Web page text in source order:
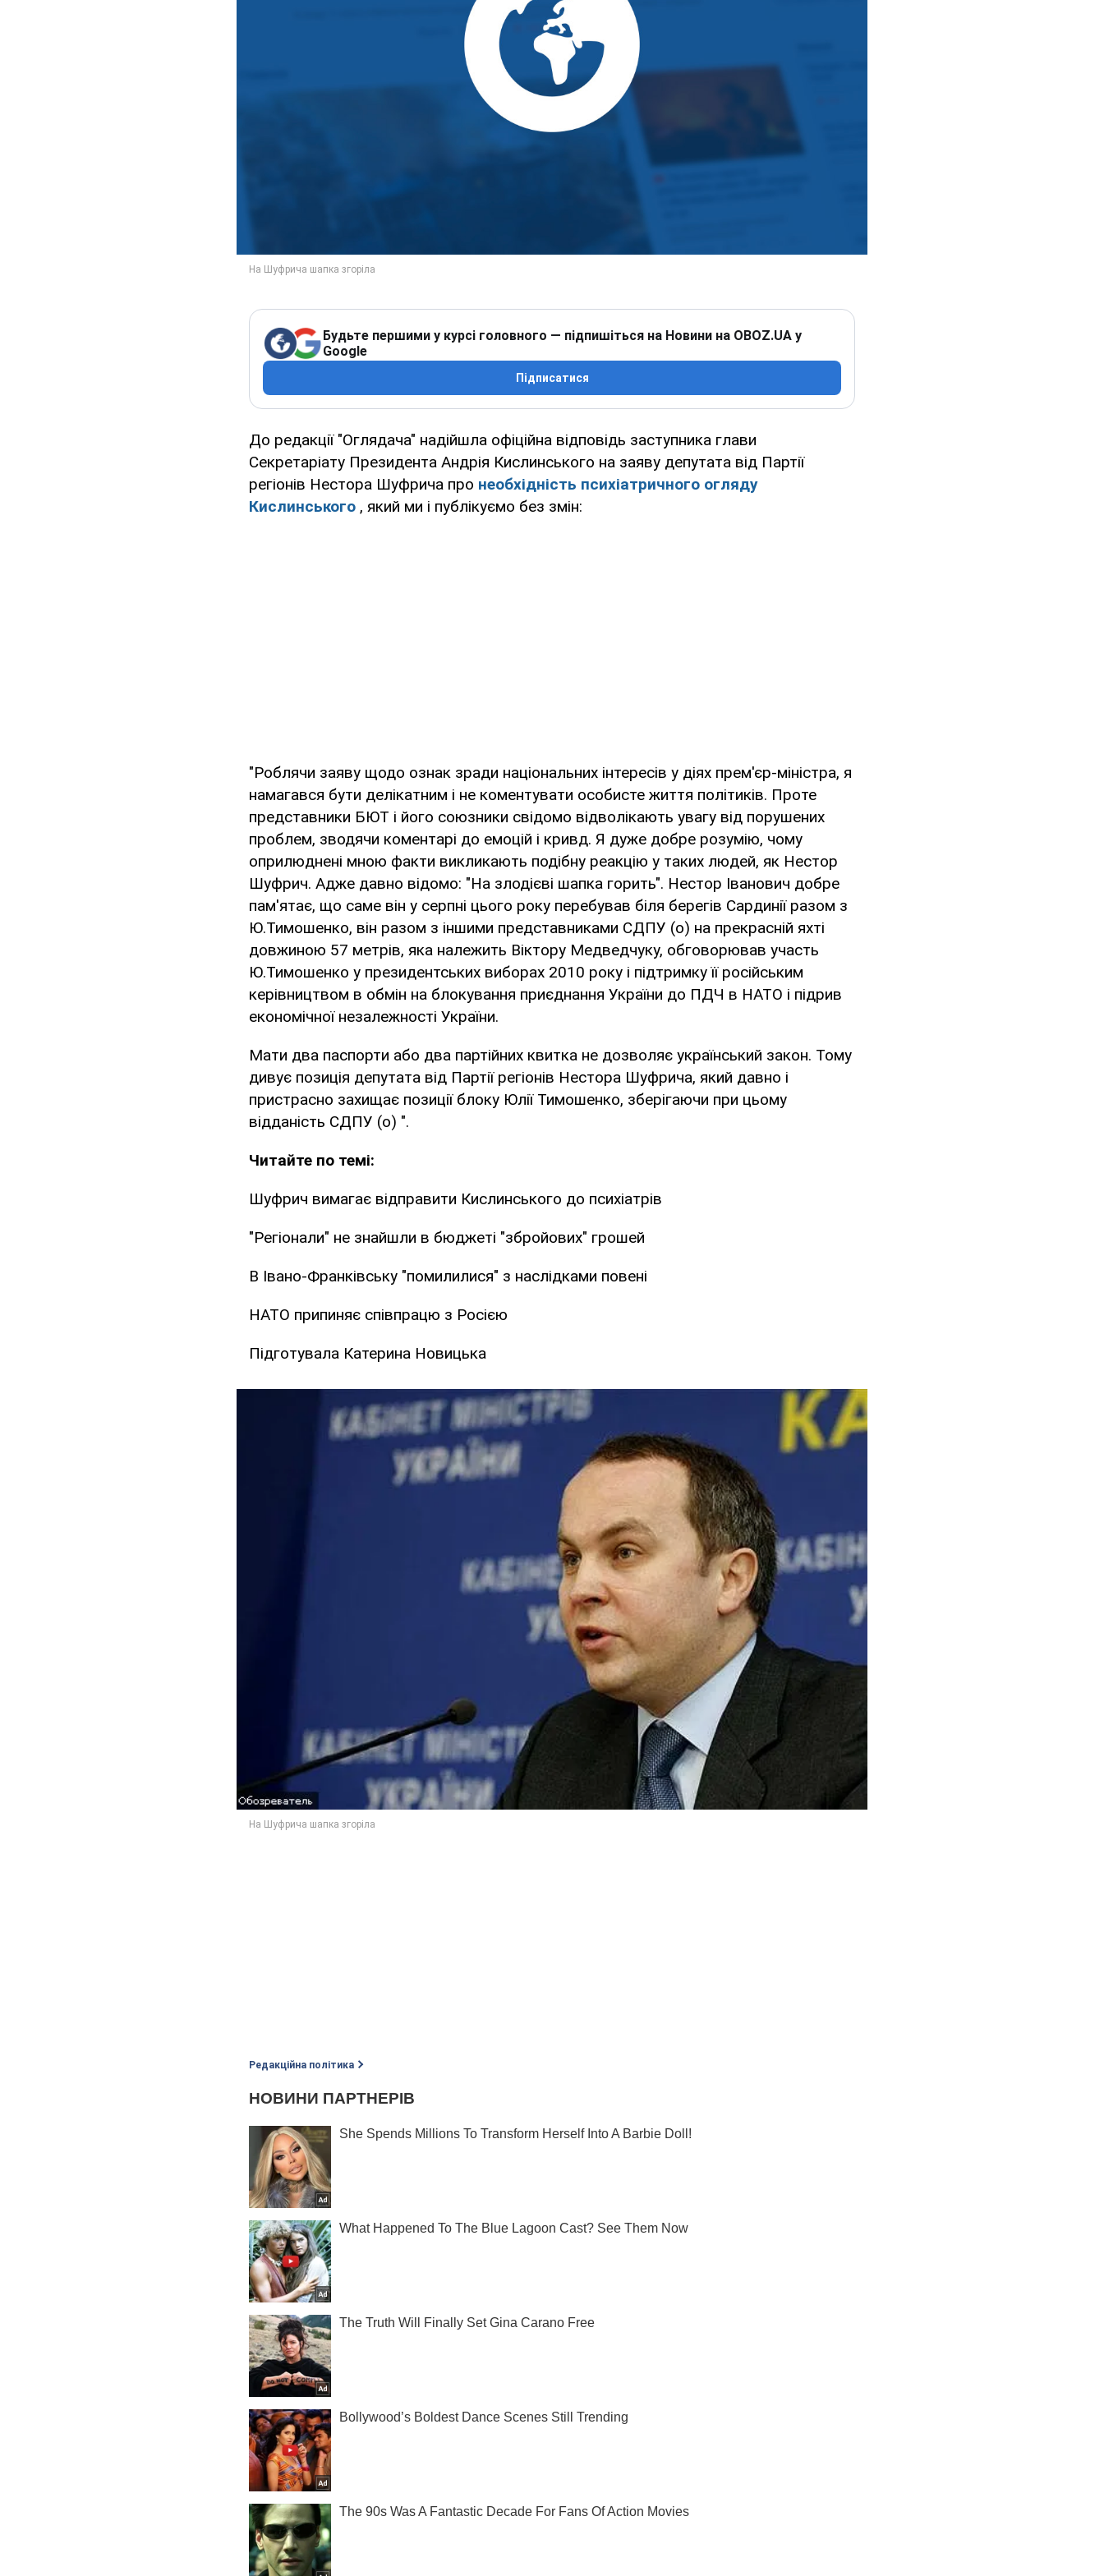
Будьте першими у курсі головного — підпишіться на Новини на OBOZ.UA у
Google
Підписатися
До редакції "Оглядача" надійшла офіційна відповідь заступника глави
Секретаріату Президента Андрія Кислинського на заяву депутата від Партії
регіонів Нестора Шуфрича про необхідність психіатричного огляду
Кислинського , який ми і публікуємо без змін:
"Роблячи заяву щодо ознак зради національних інтересів у діях прем'єр-міністра, я
намагався бути делікатним і не коментувати особисте життя політиків. Проте
представники БЮТ і його союзники свідомо відволікають увагу від порушених
проблем, зводячи коментарі до емоцій і кривд. Я дуже добре розумію, чому
оприлюднені мною факти викликають подібну реакцію у таких людей, як Нестор
Шуфрич. Адже давно відомо: "На злодієві шапка горить". Нестор Іванович добре
пам'ятає, що саме він у серпні цього року перебував біля берегів Сардинії разом з
Ю.Тимошенко, він разом з іншими представниками СДПУ (о) на прекрасній яхті
довжиною 57 метрів, яка належить Віктору Медведчуку, обговорював участь
Ю.Тимошенко у президентських виборах 2010 року і підтримку її російським
керівництвом в обмін на блокування приєднання України до ПДЧ в НАТО і підрив
економічної незалежності України.
Мати два паспорти або два партійних квитка не дозволяє український закон. Тому
дивує позиція депутата від Партії регіонів Нестора Шуфрича, який давно і
пристрасно захищає позиції блоку Юлії Тимошенко, зберігаючи при цьому
відданість СДПУ (о) ".
Читайте по темі:
Шуфрич вимагає відправити Кислинського до психіатрів
"Регіонали" не знайшли в бюджеті "збройових" грошей
В Івано-Франківську "помилилися" з наслідками повені
НАТО припиняє співпрацю з Росією
Підготувала Катерина Новицька
Редакційна політика